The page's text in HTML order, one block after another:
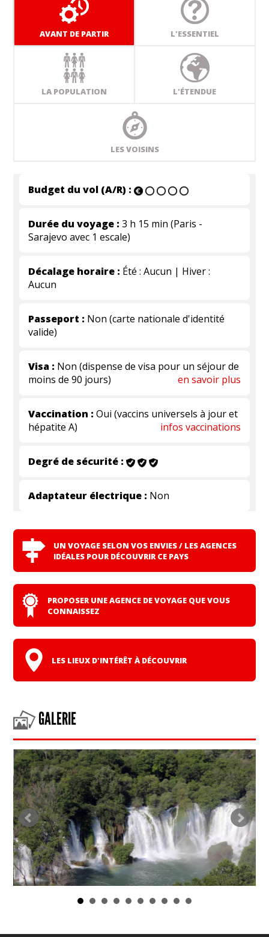
AVANT DE PARTIR L'ESSENTIEL
LA POPULATION L'ÉTENDUE
LES VOISINS
Budget du vol (A/R) :
Durée du voyage : 3 h 15 min (Paris -
Sarajevo avec 1 escale)
Décalage horaire : Été : Aucun | Hiver :
Aucun
Passeport : Non (carte nationale d'identité
valide)
Visa : Non (dispense de visa pour un séjour de
moins de 90 jours)
en savoir plus
Vaccination : Oui (vaccins universels à jour et
hépatite A)
infos vaccinations
Degré de sécurité :
Adaptateur électrique : Non
UN VOYAGE SELON VOS ENVIES / LES AGENCES
IDÉALES POUR DÉCOUVRIR CE PAYS
PROPOSER UNE AGENCE DE VOYAGE QUE VOUS
CONNAISSEZ
LES LIEUX D'INTÉRÊT À DÉCOUVRIR
GALERIE